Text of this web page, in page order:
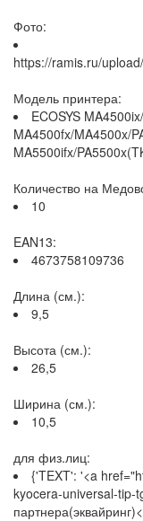
Фото:
https://ramis.ru/
Модель принтера:
ECOSYS
MA4500fx/MA4500x/
MA5500ifx/
Количество на
10
EAN13:
4673758109736
Длина (см.):
9,5
Высота (см.):
26,5
Ширина (см.):
10,5
для физ.лиц:
{'TEXT': '<a
kyocera-universal-tip-